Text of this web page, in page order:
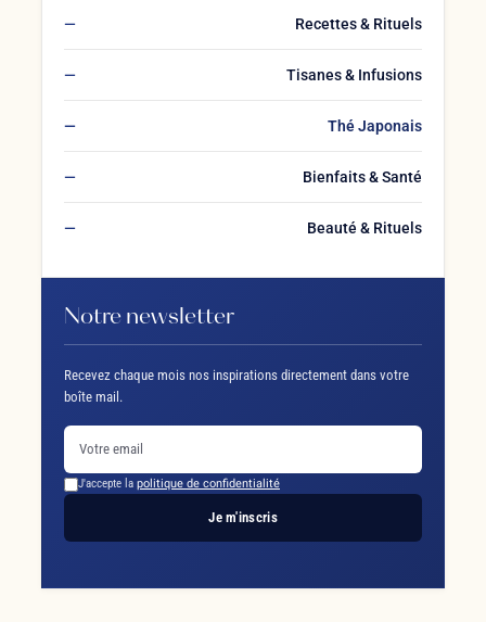
Recettes & Rituels
Tisanes & Infusions
Thé Japonais
Bienfaits & Santé
Beauté & Rituels
Notre newsletter
Recevez chaque mois nos inspirations directement dans votre
boîte mail.
J'accepte la politique de confidentialité
Je m'inscris